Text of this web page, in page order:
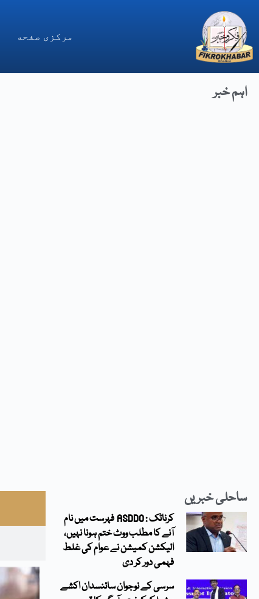
مركزى صفحه
اہم خبر
ساحلی خبریں
کرناٹک : ASDDO فہرست میں نام
آنے کا مطلب ووٹ ختم ہونا نہیں،
الیکشن کمیشن نے عوام کی غلط
فہمی دور کر دی
سرسی کے نوجوان سائنسدان اکشے